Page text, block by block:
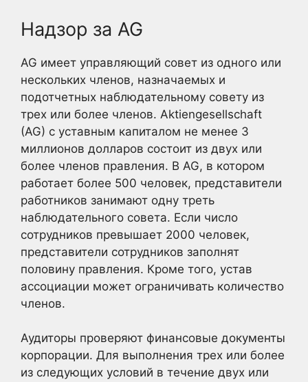
Надзор за AG
AG имеет управляющий совет из одного или
нескольких членов, назначаемых и
подотчетных наблюдательному совету из
трех или более членов. Aktiengesellschaft
(AG) с уставным капиталом не менее 3
миллионов долларов состоит из двух или
более членов правления. В AG, в котором
работает более 500 человек, представители
работников занимают одну треть
наблюдательного совета. Если число
сотрудников превышает 2000 человек,
представители сотрудников заполнят
половину правления. Кроме того, устав
ассоциации может ограничивать количество
членов.
Аудиторы проверяют финансовые документы
корпорации. Для выполнения трех или более
из следующих условий в течение двух или